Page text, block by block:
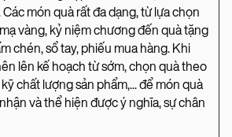
món quà rất đa dạng, từ lựa chọn
vàng, kỷ niệm chương đến quà tặng
chén, sổ tay, phiếu mua hàng. Khi
lên kế hoạch từ sớm, chọn quà theo
chất lượng sản phẩm,... để món quà
và thể hiện được ý nghĩa, sự chân